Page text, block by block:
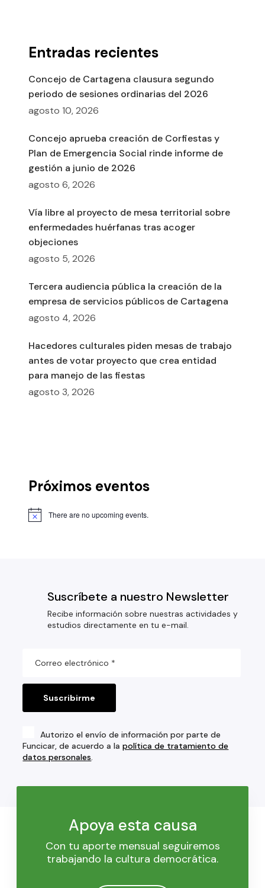
Entradas recientes
Concejo de Cartagena clausura segundo
periodo de sesiones ordinarias del 2026
agosto 10, 2026
Concejo aprueba creación de Corfiestas y
Plan de Emergencia Social rinde informe de
gestión a junio de 2026
agosto 6, 2026
Vía libre al proyecto de mesa territorial sobre
enfermedades huérfanas tras acoger
objeciones
agosto 5, 2026
Tercera audiencia pública la creación de la
empresa de servicios públicos de Cartagena
agosto 4, 2026
Hacedores culturales piden mesas de trabajo
antes de votar proyecto que crea entidad
para manejo de las fiestas
agosto 3, 2026
Próximos eventos
There are no upcoming events.
Suscríbete a nuestro Newsletter
Recibe información sobre nuestras actividades y
estudios directamente en tu e-mail.
Autorizo el envío de información por parte de
Funcicar, de acuerdo a lapolítica de tratamiento de
datos personales.
Apoya esta causa
Con tu aporte mensual seguiremos
trabajando la cultura democrática.